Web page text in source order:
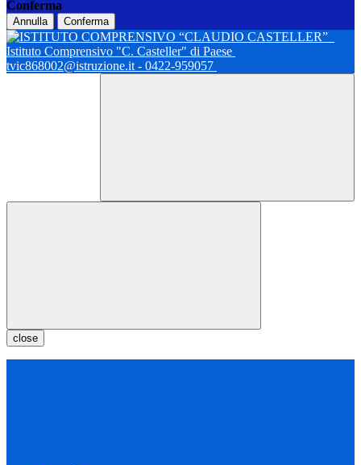
Conferma
Annulla Conferma
Istituto Comprensivo "C. Casteller" di Paese
tvic868002@istruzione.it - 0422-959057
close